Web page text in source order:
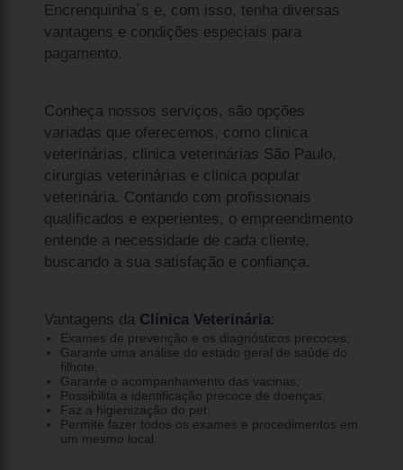
Encrenquinha´s e, com isso, tenha diversas
vantagens e condições especiais para
pagamento.
Conheça nossos serviços, são opções
variadas que oferecemos, como clinica
veterinárias, clinica veterinárias São Paulo,
cirurgias veterinárias e clinica popular
veterinária. Contando com profissionais
qualificados e experientes, o empreendimento
entende a necessidade de cada cliente,
buscando a sua satisfação e confiança.
Vantagens da Clínica Veterinária:
Exames de prevenção e os diagnósticos precoces;
Garante uma análise do estado geral de saúde do
filhote;
Garante o acompanhamento das vacinas;
Possibilita a identificação precoce de doenças;
Faz a higienização do pet;
Permite fazer todos os exames e procedimentos em
um mesmo local.